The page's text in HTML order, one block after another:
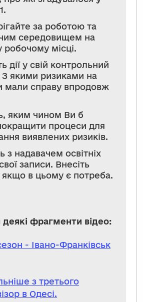
за роботою та
середовищем на
місці.
дії у свій контрольний
З якими ризиками на
мали справу впродовж
яким чином Ви б
процеси для
виявлених ризиків.
з надавачем освітніх
записи. Внесіть
якщо в цьому є потреба.
деякі фрагменти відео:
- Івано-Франківськ
з третього
в Одесі.